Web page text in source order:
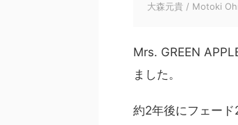
大森元貴 / Motoki
Mrs. GREEN
ました。
約2年後にフェー